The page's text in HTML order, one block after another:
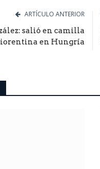
ARTÍCULO ANTERIOR
salió en camilla
en Hungría